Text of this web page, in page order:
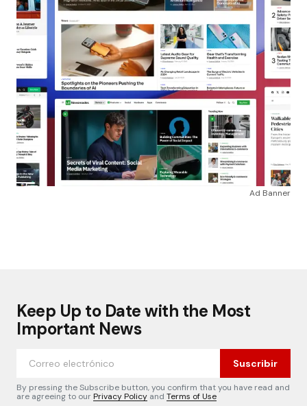
Ad Banner
Keep Up to Date with the Most
Important News
Suscribir
By pressing the Subscribe button, you confirm that you have read and
are agreeing to ourPrivacy Policy and Terms of Use